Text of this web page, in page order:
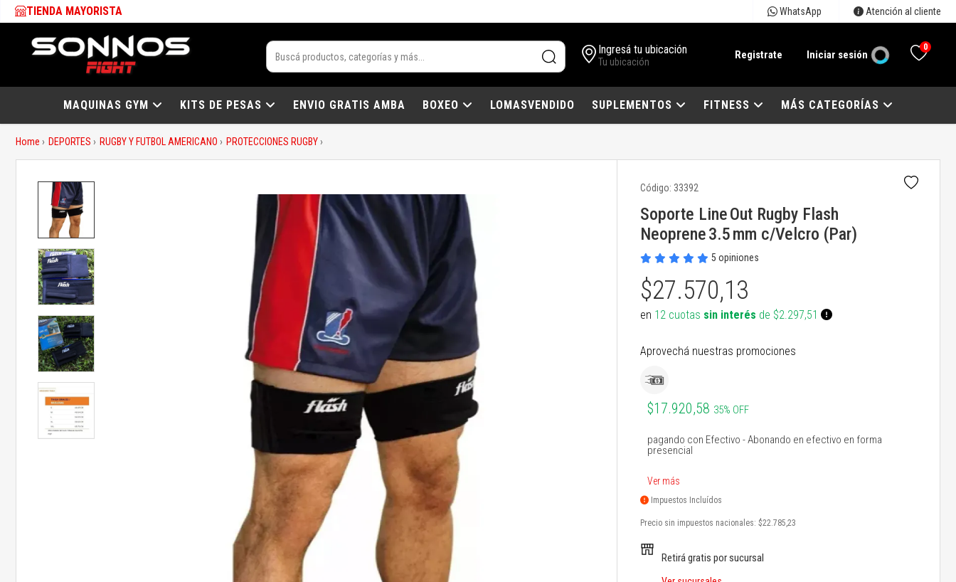
TIENDA MAYORISTA WhatsApp Atención al cliente
Ingresá tu ubicación
Tu ubicación
Registrate Iniciar sesión
0
MAQUINAS GYM KITS DE PESAS ENVIO GRATIS AMBA BOXEO LOMASVENDIDO SUPLEMENTOS FITNESS MÁS CATEGORÍAS
Home DEPORTES RUGBY Y FUTBOL AMERICANO PROTECCIONES RUGBY
Código: 33392
Soporte Line Out Rugby Flash
Neoprene 3.5 mm c/Velcro (Par)
5 opiniones
$27.570,13
en 12 cuotas sin interés de $2.297,51
Aprovechá nuestras promociones
$17.920,58 35% OFF
pagando con Efectivo - Abonando en efectivo en forma
presencial
Ver más
Impuestos Incluídos
Precio sin impuestos nacionales: $22.785,23
Retirá gratis por sucursal